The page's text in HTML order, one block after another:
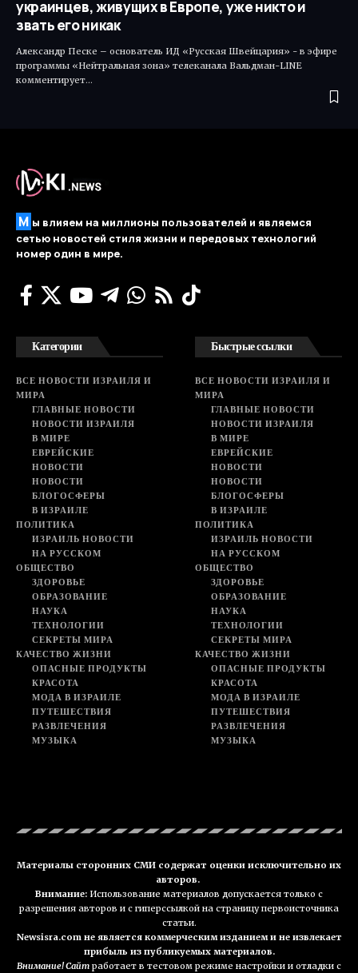
украинцев, живущих в Европе, уже никто и
звать его никак
Александр Песке – основатель ИД «Русская Швейцария» - в эфире
программы «Нейтральная зона» телеканала Вальдман-LINE
комментирует…
М ы влияем на миллионы пользователей и являемся
сетью новостей стиля жизни и передовых технологий
номер один в мире.
Категории
ВСЕ НОВОСТИ ИЗРАИЛЯ И
МИРА
ГЛАВНЫЕ НОВОСТИ
НОВОСТИ ИЗРАИЛЯ
В МИРЕ
ЕВРЕЙСКИЕ
НОВОСТИ
НОВОСТИ
БЛОГОСФЕРЫ
В ИЗРАИЛЕ
ПОЛИТИКА
ИЗРАИЛЬ НОВОСТИ
НА РУССКОМ
ОБЩЕСТВО
ЗДОРОВЬЕ
ОБРАЗОВАНИЕ
НАУКА
ТЕХНОЛОГИИ
СЕКРЕТЫ МИРА
КАЧЕСТВО ЖИЗНИ
ОПАСНЫЕ ПРОДУКТЫ
КРАСОТА
МОДА В ИЗРАИЛЕ
ПУТЕШЕСТВИЯ
РАЗВЛЕЧЕНИЯ
МУЗЫКА
Быстрые ссылки
ВСЕ НОВОСТИ ИЗРАИЛЯ И
МИРА
ГЛАВНЫЕ НОВОСТИ
НОВОСТИ ИЗРАИЛЯ
В МИРЕ
ЕВРЕЙСКИЕ
НОВОСТИ
НОВОСТИ
БЛОГОСФЕРЫ
В ИЗРАИЛЕ
ПОЛИТИКА
ИЗРАИЛЬ НОВОСТИ
НА РУССКОМ
ОБЩЕСТВО
ЗДОРОВЬЕ
ОБРАЗОВАНИЕ
НАУКА
ТЕХНОЛОГИИ
СЕКРЕТЫ МИРА
КАЧЕСТВО ЖИЗНИ
ОПАСНЫЕ ПРОДУКТЫ
КРАСОТА
МОДА В ИЗРАИЛЕ
ПУТЕШЕСТВИЯ
РАЗВЛЕЧЕНИЯ
МУЗЫКА
Материалы сторонних СМИ содержат оценки исключительно их
авторов.
Внимание: Использование материалов допускается только с
разрешения авторов и с гиперссылкой на страницу первоисточника
статьи.
Newsisra.com не является коммерческим изданием и не извлекает
прибыль из публикуемых материалов.
Внимание! Сайт работает в тестовом режиме настройки и отладки с